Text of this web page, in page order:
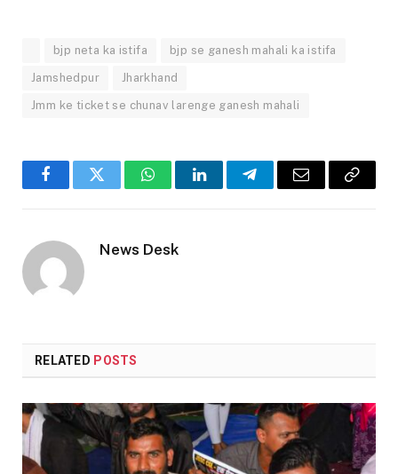
bjp neta ka istifa bjp se ganesh mahali ka istifa
Jamshedpur Jharkhand
Jmm ke ticket se chunav larenge ganesh mahali
FacebookTwitter WhatsAppLinkedInTelegramEmail
Copy
News Desk
RELATED POSTS